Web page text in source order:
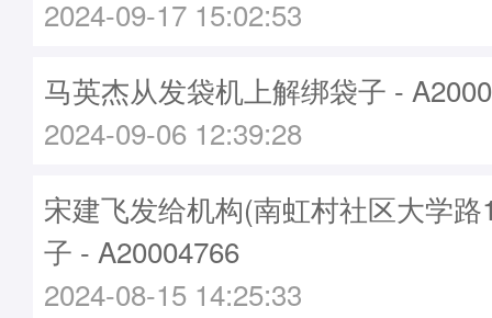
2024-09-17 15:02:53
马英杰从发袋机上解绑袋子 -
2024-09-06 12:39:28
宋建飞发给机构(南虹村社区大学
子 - A20004766
2024-08-15 14:25:33